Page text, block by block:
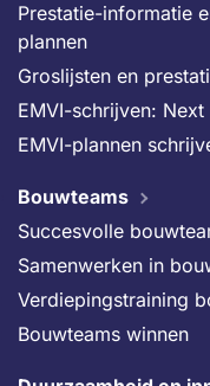
Prestatie-informatie
plannen
Groslijsten en
EMVI-schrijven: Next
EMVI-plannen
Bouwteams
Succesvolle
Samenwerken in
Verdiepingstraining
Bouwteams winnen